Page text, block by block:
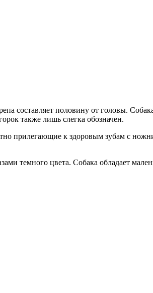
составляет половину от головы.
также лишь слегка обозначен.
прилегающие к здоровым зубам с
темного цвета. Собака обладает